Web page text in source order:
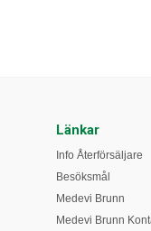
Länkar
Info Återförsäljare
Besöksmål
Medevi Brunn
Medevi Brunn